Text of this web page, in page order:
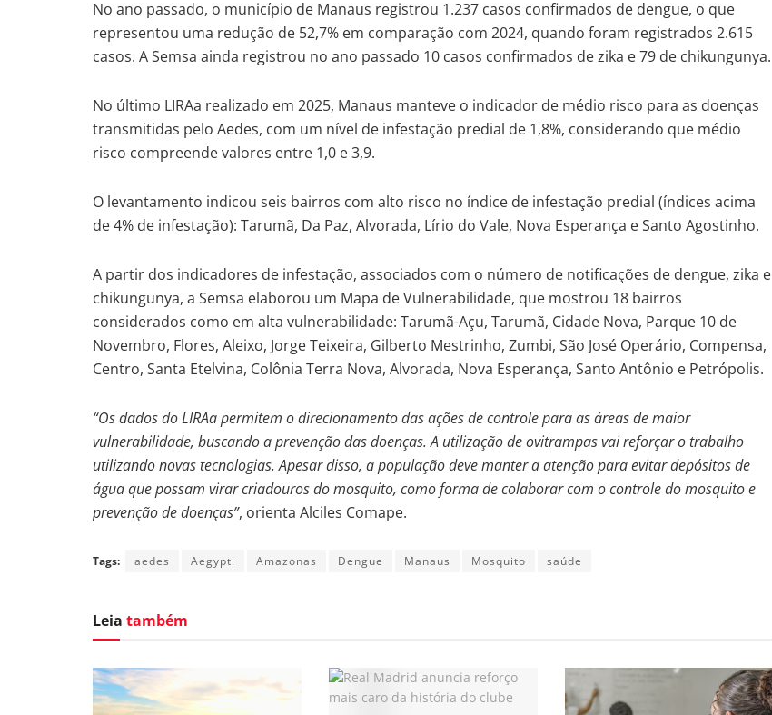
No ano passado, o município de Manaus registrou 1.237 casos confirmados de dengue, o que
representou uma redução de 52,7% em comparação com 2024, quando foram registrados 2.615
casos. A Semsa ainda registrou no ano passado 10 casos confirmados de zika e 79 de chikungunya.
No último LIRAa realizado em 2025, Manaus manteve o indicador de médio risco para as doenças
transmitidas pelo Aedes, com um nível de infestação predial de 1,8%, considerando que médio
risco compreende valores entre 1,0 e 3,9.
O levantamento indicou seis bairros com alto risco no índice de infestação predial (índices acima
de 4% de infestação): Tarumã, Da Paz, Alvorada, Lírio do Vale, Nova Esperança e Santo Agostinho.
A partir dos indicadores de infestação, associados com o número de notificações de dengue, zika e
chikungunya, a Semsa elaborou um Mapa de Vulnerabilidade, que mostrou 18 bairros
considerados como em alta vulnerabilidade: Tarumã-Açu, Tarumã, Cidade Nova, Parque 10 de
Novembro, Flores, Aleixo, Jorge Teixeira, Gilberto Mestrinho, Zumbi, São José Operário, Compensa,
Centro, Santa Etelvina, Colônia Terra Nova, Alvorada, Nova Esperança, Santo Antônio e Petrópolis.
“Os dados do LIRAa permitem o direcionamento das ações de controle para as áreas de maior
vulnerabilidade, buscando a prevenção das doenças. A utilização de ovitrampas vai reforçar o trabalho
utilizando novas tecnologias. Apesar disso, a população deve manter a atenção para evitar depósitos de
água que possam virar criadouros do mosquito, como forma de colaborar com o controle do mosquito e
prevenção de doenças”, orienta Alciles Comape.
Tags: aedes Aegypti Amazonas Dengue Manaus Mosquito saúde
Leia também